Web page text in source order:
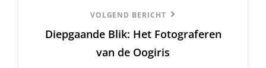
Bericht
VOLGEND BERICHT
Diepgaande Blik: Het Fotograferen
van de Oogiris